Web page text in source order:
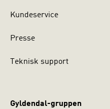
Kundeservice
Presse
Teknisk support
Gyldendal-gruppen